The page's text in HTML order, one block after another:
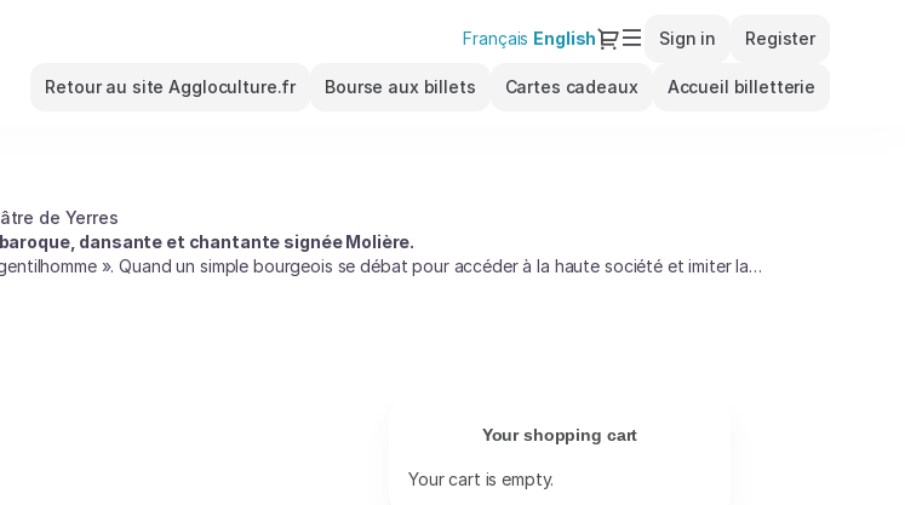
Français Current
English Dialog
Sign in Register
Retour au site Aggloculture.fr Bourse aux billets Cartes cadeaux Accueil billetterie
de Yerres
dansante et chantante signée Molière.
». Quand un simple bourgeois se débat pour accéder à la haute société et imiter la
les précepteurs défilent et les quiproquos
Your shopping cart
Your cart is empty.